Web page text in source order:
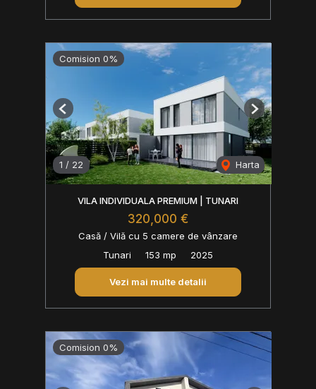
Comision 0%
1 / 22 Harta
Previous Next
VILA INDIVIDUALA PREMIUM | TUNARI
320,000 €
Casă / Vilă cu 5 camere de vânzare
Tunari
153 mp 2025
Vezi mai multe detalii
Comision 0%